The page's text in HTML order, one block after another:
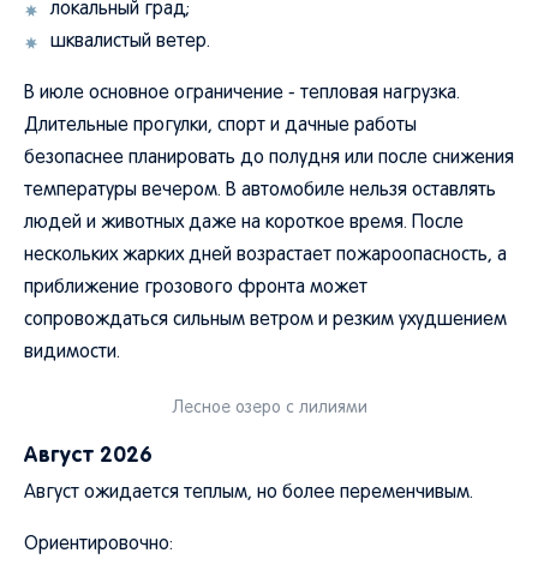
локальный град;
шквалистый ветер.
В июле основное ограничение - тепловая нагрузка.
Длительные прогулки, спорт и дачные работы
безопаснее планировать до полудня или после снижения
температуры вечером. В автомобиле нельзя оставлять
людей и животных даже на короткое время. После
нескольких жарких дней возрастает пожароопасность, а
приближение грозового фронта может
сопровождаться сильным ветром и резким ухудшением
видимости.
Лесное озеро с лилиями
Август 2026
Август ожидается теплым, но более переменчивым.
Ориентировочно: